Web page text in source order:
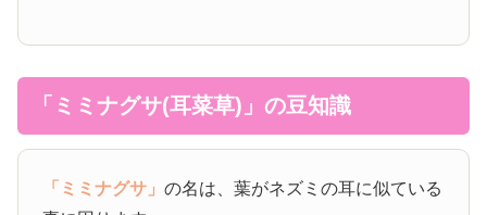
「ミミナグサ(耳菜草)」の豆知識
「ミミナグサ」の名は、葉がネズミの耳に似ている